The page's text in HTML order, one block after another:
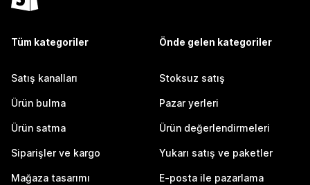
Tüm kategoriler
Satış kanalları
Ürün bulma
Ürün satma
Siparişler ve kargo
Mağaza tasarımı
Önde gelen kategoriler
Stoksuz satış
Pazar yerleri
Ürün değerlendirmeleri
Yukarı satış ve paketler
E-posta ile pazarlama